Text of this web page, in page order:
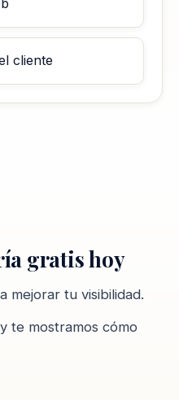
cliente
gratis hoy
mejorar tu visibilidad.
te mostramos cómo